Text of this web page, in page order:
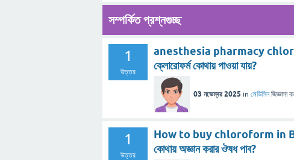
সম্পর্কিত প্রশ্নগুচ্ছ
1
উত্তর
anesthesia pharmacy
ক্লোরোফর্ম কোথায় পাওয়া যায়?
03 নভেম্বর 2025 in মেডিসিন জিজ্ঞাসা
1
উত্তর
How to buy chloroform in
কোথায় অজ্ঞান করার ঔষধ পাব?